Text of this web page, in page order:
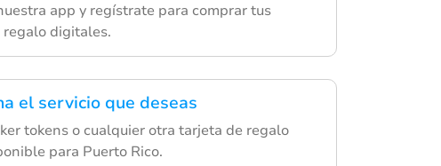
app y regístrate para comprar tus
digitales.
el servicio que deseas
tokens o cualquier otra tarjeta de regalo
para Puerto Rico.